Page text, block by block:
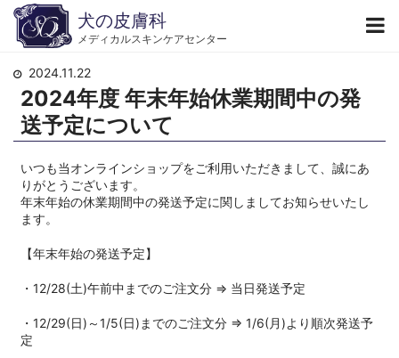
犬の皮膚科
メディカルスキンケアセンター
2024.11.22
2024年度 年末年始休業期間中の発
送予定について
いつも当オンラインショップをご利用いただきまして、誠にあ
りがとうございます。
年末年始の休業期間中の発送予定に関しましてお知らせいたし
ます。
【年末年始の発送予定】
・12/28(土)午前中までのご注文分 ⇒ 当日発送予定
・12/29(日)～1/5(日)までのご注文分 ⇒ 1/6(月)より順次発送予
定